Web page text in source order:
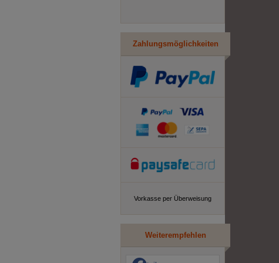
Zahlungsmöglichkeiten
Vorkasse per Überweisung
Weiterempfehlen